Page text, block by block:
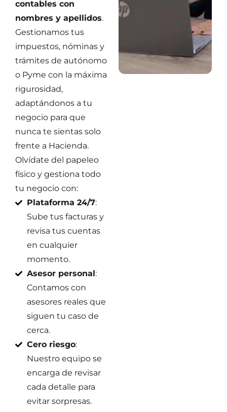
contables con
nombres y apellidos.
Gestionamos tus
impuestos, nóminas y
trámites de autónomo
o Pyme con la máxima
rigurosidad,
adaptándonos a tu
negocio para que
nunca te sientas solo
frente a Hacienda.
Olvídate del papeleo
físico y gestiona todo
tu negocio con:
Plataforma 24/7:
Sube tus facturas y
revisa tus cuentas
en cualquier
momento.
Asesor personal:
Contamos con
asesores reales que
siguen tu caso de
cerca.
Cero riesgo:
Nuestro equipo se
encarga de revisar
cada detalle para
evitar sorpresas.